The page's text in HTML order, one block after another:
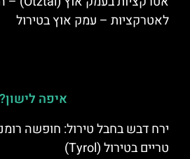
לאטרקציות – עמק אוץ בטירול
איפה לישון?
ירח דבש בחבל טירול: חופשה
טריים בטירול (Tyrol)